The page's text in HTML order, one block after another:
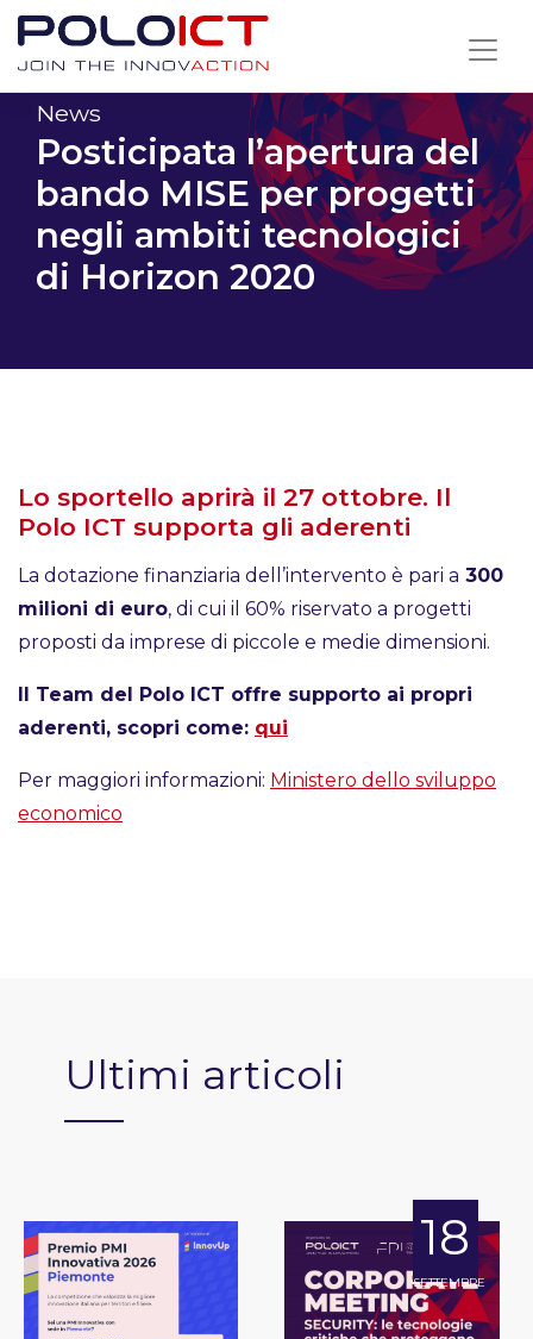
Skip
contentNews
Posticipata l’apertura del
bando MISE per progetti
negli ambiti tecnologici
di Horizon 2020
Lo sportello aprirà il 27 ottobre. Il
Polo ICT supporta gli aderenti
La dotazione finanziaria dell’intervento è pari a 300
milioni di euro, di cui il 60% riservato a progetti
proposti da imprese di piccole e medie dimensioni.
Il Team del Polo ICT offre supporto ai propri
aderenti, scopri come: qui
Per maggiori informazioni: Ministero dello sviluppo
economico
Ultimi articoli
18
SETTEMBRE